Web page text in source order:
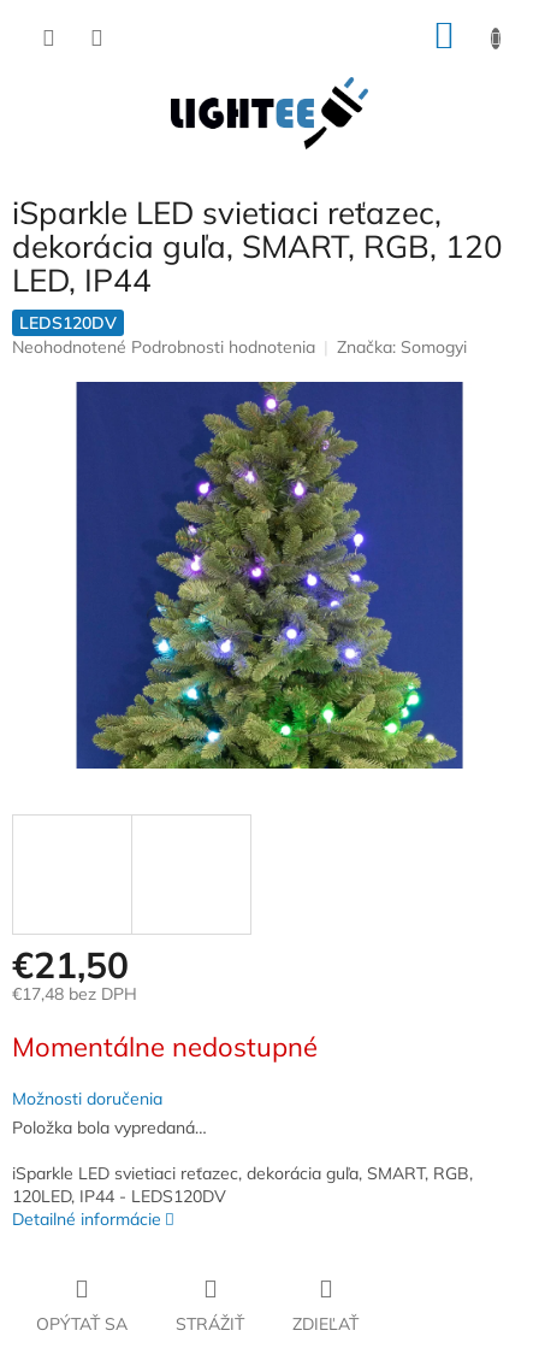
iSparkle LED svietiaci reťazec,
dekorácia guľa, SMART, RGB, 120
LED, IP44
LEDS120DV
Priemerné
Neohodnotené Podrobnosti hodnotenia Značka: Somogyi
€21,50
€17,48 bez DPH
cena:
Momentálne nedostupné
Možnosti doručenia
Položka bola vypredaná…
iSparkle LED svietiaci reťazec, dekorácia guľa, SMART, RGB,
120LED, IP44 - LEDS120DV
Detailné informácie
OPÝTAŤ SA STRÁŽIŤ ZDIEĽAŤ